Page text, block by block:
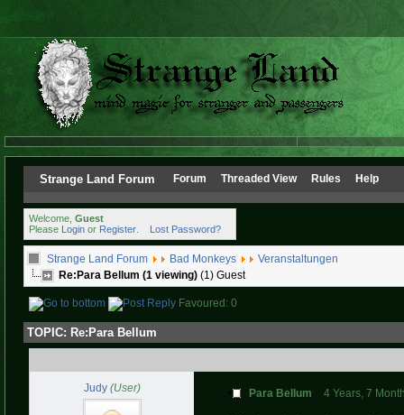
Strange Land Forum Forum Threaded View Rules Help
Welcome, Guest
Please Login or Register Lost Password?
Strange Land Forum Bad Monkeys
Veranstaltungen
Re:Para Bellum (1 viewing) (1) Guest
Favoured: 0
TOPIC: Re:Para Bellum
Judy (User) Para Bellum 4 Years, 7